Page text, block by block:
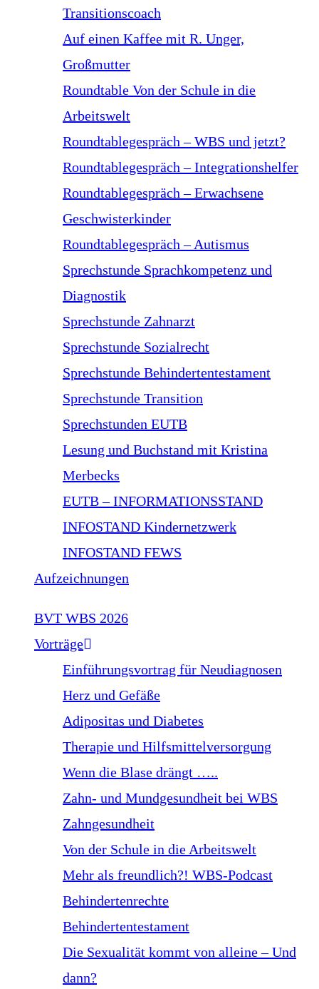
Transitionscoach
Auf einen Kaffee mit R. Unger,
Großmutter
Roundtable Von der Schule in die
Arbeitswelt
Roundtablegespräch – WBS und jetzt?
Roundtablegespräch – Integrationshelfer
Roundtablegespräch – Erwachsene
Geschwisterkinder
Roundtablegespräch – Autismus
Sprechstunde Sprachkompetenz und
Diagnostik
Sprechstunde Zahnarzt
Sprechstunde Sozialrecht
Sprechstunde Behindertentestament
Sprechstunde Transition
Sprechstunden EUTB
Lesung und Buchstand mit Kristina
Merbecks
EUTB – INFORMATIONSSTAND
INFOSTAND Kindernetzwerk
INFOSTAND FEWS
Aufzeichnungen
BVT WBS 2026
Vorträge
Einführungsvortrag für Neudiagnosen
Herz und Gefäße
Adipositas und Diabetes
Therapie und Hilfsmittelversorgung
Wenn die Blase drängt …..
Zahn- und Mundgesundheit bei WBS
Zahngesundheit
Von der Schule in die Arbeitswelt
Mehr als freundlich?! WBS-Podcast
Behindertenrechte
Behindertentestament
Die Sexualität kommt von alleine – Und
dann?